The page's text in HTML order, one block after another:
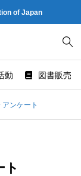
of Japan
動 図書販売
ンケート
ト